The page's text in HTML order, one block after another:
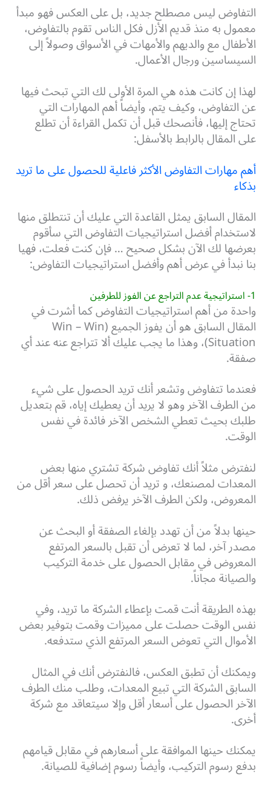
التفاوض ليس مصطلح جديد، بل على العكس فهو مبدأ
معمول به منذ قديم الأزل فكل الناس تقوم بالتفاوض،
الأطفال مع والديهم والأمهات في الأسواق وصولاً إلى
السيساسين ورجال الأعمال.
لهذا إن كانت هذه هي المرة الأولى لك التي تبحث فيها
عن التفاوض، وكيف يتم، وأيضاً أهم المهارات التي
تحتاج إليها، فأنصحك قبل أن تكمل القراءة أن تطلع
على المقال بالرابط بالأسفل:
أهم مهارات التفاوض الأكثر فاعلية للحصول على ما تريد
بذكاء
المقال السابق يمثل القاعدة التي عليك أن تنتطلق منها
لاستخدام أفضل استراتيجيات التفاوض التي سأقوم
بعرضها لك الآن بشكل صحيح … فإن كنت فعلت، فهيا
بنا نبدأ في عرض أهم وأفضل استراتيجيات التفاوض:
1- استراتيجية عدم التراجع عن الفوز للطرفين
واحدة من أهم استراتيجيات التفاوض كما أشرت في
المقال السابق هو أن يفوز الجميع (Win – Win
Situation)، وهذا ما يجب عليك ألا تتراجع عنه عند أي
صفقة.
فعندما تتفاوض وتشعر أنك تريد الحصول على شيء
من الطرف الآخر وهو لا يريد أن يعطيك إياه، قم بتعديل
طلبك بحيث تعطي الشخص الآخر فائدة في نفس
الوقت.
لنفترض مثلاً أنك تفاوض شركة تشتري منها بعض
المعدات لمصنعك، و تريد أن تحصل على سعر أقل من
المعروض، ولكن الطرف الآخر يرفض ذلك.
حينها بدلاً من أن تهدد بإلغاء الصفقة أو البحث عن
مصدر آخر، لما لا تعرض أن تقبل بالسعر المرتفع
المعروض في مقابل الحصول على خدمة التركيب
والصيانة مجاناً.
بهذه الطريقة أنت قمت بإعطاء الشركة ما تريد، وفي
نفس الوقت حصلت على مميزات وقمت بتوفير بعض
الأموال التي تعوض السعر المرتفع الذي ستدفعه.
ويمكنك أن تطبق العكس، فالنفترض أنك في المثال
السابق الشركة التي تبيع المعدات، وطلب منك الطرف
الآخر الحصول على أسعار أقل وإلا سيتعاقد مع شركة
أخرى.
يمكنك حينها الموافقة على أسعارهم في مقابل قيامهم
بدفع رسوم التركيب، وأيضاً رسوم إضافية للصيانة.